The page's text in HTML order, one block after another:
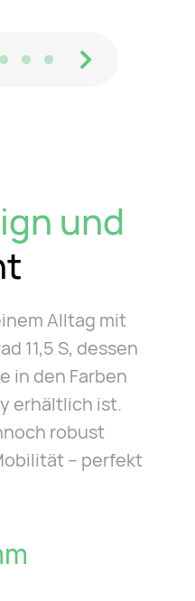
und
Alltag mit
11,5 S, dessen
in den Farben
erhältlich ist.
robust
– perfekt